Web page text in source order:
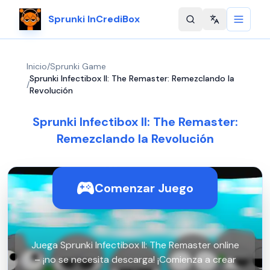
Sprunki InCrediBox Change
Inicio/Sprunki Game
/
Sprunki Infectibox II: The Remaster: Remezclando la
Revolución
Sprunki Infectibox II: The Remaster:
Remezclando la Revolución
Comenzar Juego
Juega Sprunki Infectibox II: The Remaster online
– ¡no se necesita descarga! ¡Comienza a crear